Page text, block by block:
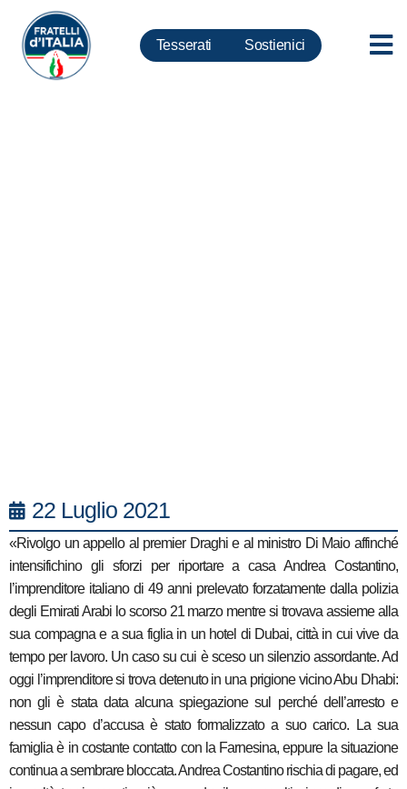
Tesserati Sostienici
22 Luglio 2021
«Rivolgo un appello al premier Draghi e al ministro Di Maio affinché
intensifichino gli sforzi per riportare a casa Andrea Costantino,
l’imprenditore italiano di 49 anni prelevato forzatamente dalla polizia
degli Emirati Arabi lo scorso 21 marzo mentre si trovava assieme alla
sua compagna e a sua figlia in un hotel di Dubai, città in cui vive da
tempo per lavoro. Un caso su cui è sceso un silenzio assordante. Ad
oggi l’imprenditore si trova detenuto in una prigione vicino Abu Dhabi:
non gli è stata data alcuna spiegazione sul perché dell’arresto e
nessun capo d’accusa è stato formalizzato a suo carico. La sua
famiglia è in costante contatto con la Farnesina, eppure la situazione
continua a sembrare bloccata. Andrea Costantino rischia di pagare, ed